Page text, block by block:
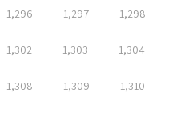
1,296 1,297 1,298
1,302 1,303 1,304
1,308 1,309 1,310